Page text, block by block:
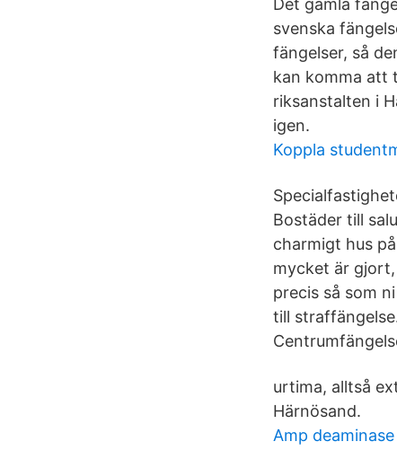
Det gamla
svenska
fängelser, så
kan komma att
riksanstalten i
igen.
Koppla
Bostäder till
charmigt hus
mycket är
precis så som
till
urtima, alltså
Härnösand.
Amp deaminase